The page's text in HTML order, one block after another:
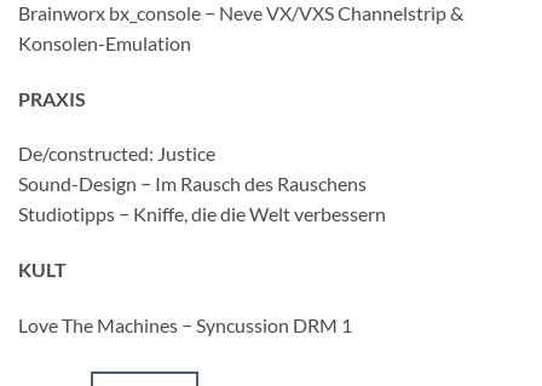
Brainworx bx_console − Neve VX/VXS Channelstrip &
Konsolen-Emulation
PRAXIS
De/constructed: Justice
Sound-Design − Im Rausch des Rauschens
Studiotipps − Kniffe, die die Welt verbessern
KULT
Love The Machines − Syncussion DRM 1